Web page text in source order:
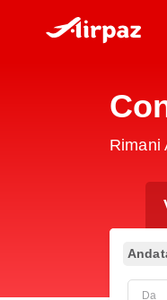
Rimani
Da